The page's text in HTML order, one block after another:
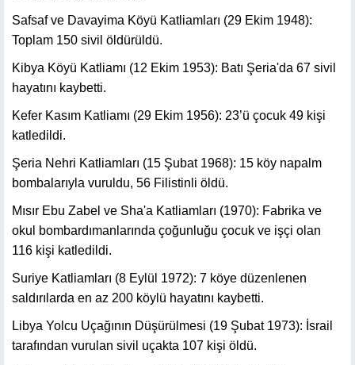
Safsaf ve Davayima Köyü Katliamları (29 Ekim 1948):
Toplam 150 sivil öldürüldü.
Kibya Köyü Katliamı (12 Ekim 1953): Batı Şeria'da 67 sivil
hayatını kaybetti.
Kefer Kasım Katliamı (29 Ekim 1956): 23’ü çocuk 49 kişi
katledildi.
Şeria Nehri Katliamları (15 Şubat 1968): 15 köy napalm
bombalarıyla vuruldu, 56 Filistinli öldü.
Mısır Ebu Zabel ve Sha'a Katliamları (1970): Fabrika ve
okul bombardımanlarında çoğunluğu çocuk ve işçi olan
116 kişi katledildi.
Suriye Katliamları (8 Eylül 1972): 7 köye düzenlenen
saldırılarda en az 200 köylü hayatını kaybetti.
Libya Yolcu Uçağının Düşürülmesi (19 Şubat 1973): İsrail
tarafından vurulan sivil uçakta 107 kişi öldü.